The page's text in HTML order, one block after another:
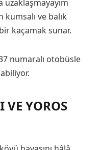
uzaklaşmayayım
kumsalı ve balık
kaçamak sunar.
numaralı otobüsle
VE YOROS